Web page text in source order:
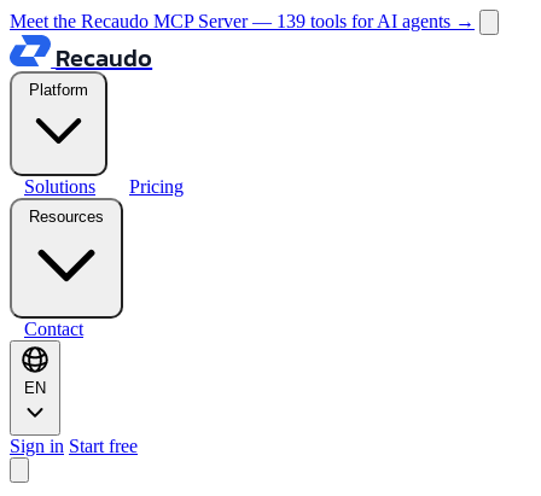
Meet the Recaudo MCP Server — 139 tools for AI agents →
Recaudo
Platform
Solutions Pricing
Resources
Contact
EN
Sign in Start free